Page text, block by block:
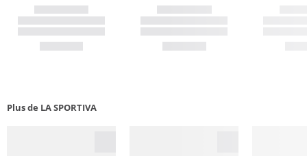
Plus de LA SPORTIVA